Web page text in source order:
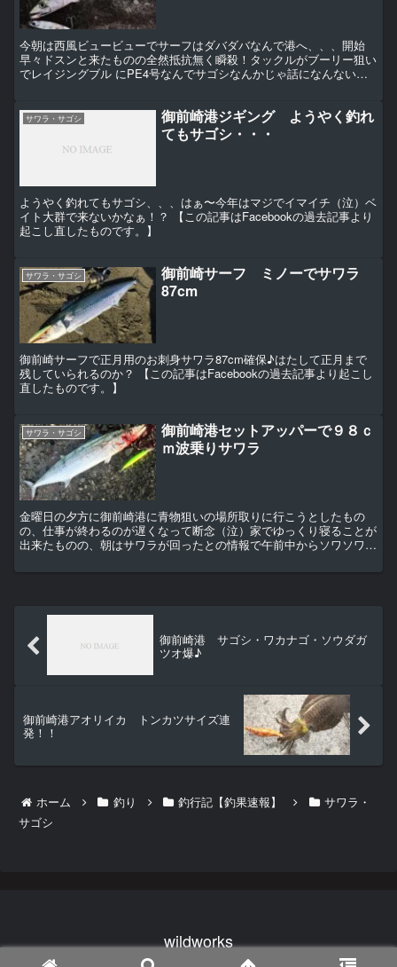
今朝は西風ビュービューでサーフはダバダバなんで港へ、、、開始
早々ドスンと来たものの全然抵抗無く瞬殺！タックルがブーリー狙い
でレイジングブル にPE4号なんでサゴシなんかじゃ話になんないっ
サワラ・サゴシ
御前崎港ジギング ようやく釣れ
てもサゴシ・・・
ようやく釣れてもサゴシ、、、はぁ〜今年はマジでイマイチ（泣）ベ
イト大群で来ないかなぁ！？ 【この記事はFacebookの過去記事より
起こし直したものです。】
サワラ・サゴシ
御前崎サーフ ミノーでサワラ
87cm
御前崎サーフで正月用のお刺身サワラ87cm確保♪はたして正月まで
残していられるのか？ 【この記事はFacebookの過去記事より起こし
直したものです。】
サワラ・サゴシ
御前崎港セットアッパーで９８ｃ
ｍ波乗りサワラ
金曜日の夕方に御前崎港に青物狙いの場所取りに行こうとしたもの
の、仕事が終わるのが遅くなって断念（泣）家でゆっくり寝ることが
出来たものの、朝はサワラが回ったとの情報で午前中からソワソワし
御前崎港 サゴシ・ワカナゴ・ソウダガ
ツオ爆♪
御前崎港アオリイカ トンカツサイズ連
発！！
ホーム 釣り 釣行記【釣果速報】
サワラ・
サゴシ
wildworks